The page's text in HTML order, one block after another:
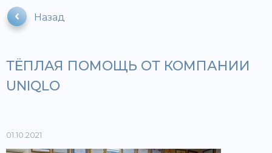
Назад
ТЁПЛАЯ ПОМОЩЬ ОТ КОМПАНИИ
UNIQLO
01.10.2021